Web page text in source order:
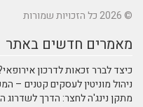
© 2026 כל הזכויות שמורות
מאמרים חדשים באתר
כיצד לברר זכאות לדרכון
ניהול מוניטין לעסקים קטנים –
מתקן נינג'ה לחצר: הדרך לשדרוג